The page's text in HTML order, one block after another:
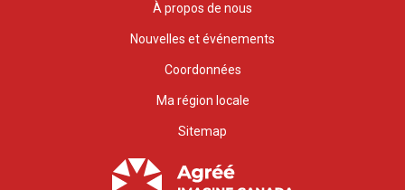
À propos de nous
Nouvelles et événements
Coordonnées
Ma région locale
Sitemap